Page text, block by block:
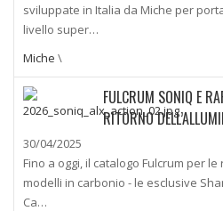
sviluppate in Italia da Miche per
livello super…
Miche \
FULCRUM SONIQ E
RITORNO
30/04/2025
Fino a oggi, il catalogo Fulcrum per
modelli in carbonio - le esclusive
Ca…